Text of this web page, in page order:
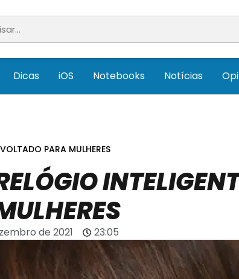
Dicas iOS Notebooks Notícias
PARA MULHERES
de 2021 23:05